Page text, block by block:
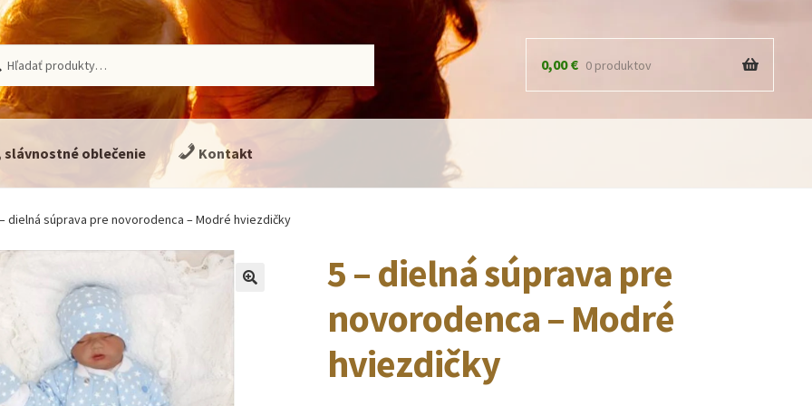
0,00€ 0 produktov
slávnostné oblečenie Kontakt
dielná súprava pre novorodenca – Modré hviezdičky
5 – dielná súprava pre
novorodenca – Modré
hviezdičky